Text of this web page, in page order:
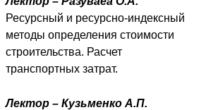
Ресурсный и ресурсно-индексный
методы определения стоимости
строительства. Расчет
транспортных затрат.
Лектор – Кузьменко А.П.